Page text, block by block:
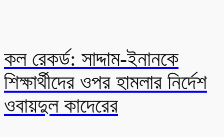
কল রেকর্ড: সাদ্দাম-ইনানকে
শিক্ষার্থীদের ওপর হামলার নির্দেশ
ওবায়দুল কাদেরের